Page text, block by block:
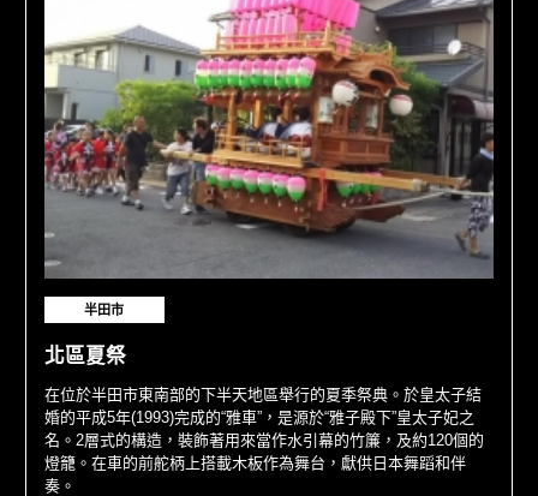
半田市
北區夏祭
在位於半田市東南部的下半天地區舉行的夏季祭典。於皇太子結
婚的平成5年(1993)完成的“雅車”，是源於“雅子殿下”皇太子妃之
名。2層式的構造，裝飾著用來當作水引幕的竹簾，及約120個的
燈籠。在車的前舵柄上搭載木板作為舞台，獻供日本舞蹈和伴
奏。